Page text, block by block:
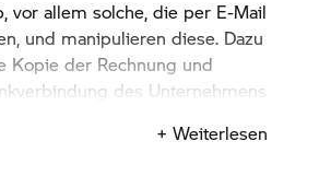
Mauszeiger über einen Link
Sie eine andere Adresse als
angezeigte.
verdächtigen Link erhalten,
vor allem solche, die per E-Mail
und manipulieren diese. Dazu
Kopie der Rechnung und
des Unternehmens
+ Weiterlesen